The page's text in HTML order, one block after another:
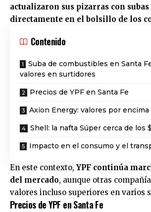
actualizaron sus pizarras con
directamente en el bolsillo de los
Contenido
Suba de combustibles en Santa
valores en surtidores
Precios de YPF en Santa Fe
Axion Energy: valores por
Shell: la nafta Súper cerca de los
Impacto en el consumo y el
En este contexto, YPF continúa
del mercado, aunque otras
valores incluso superiores en varios
Precios de YPF en Santa Fe